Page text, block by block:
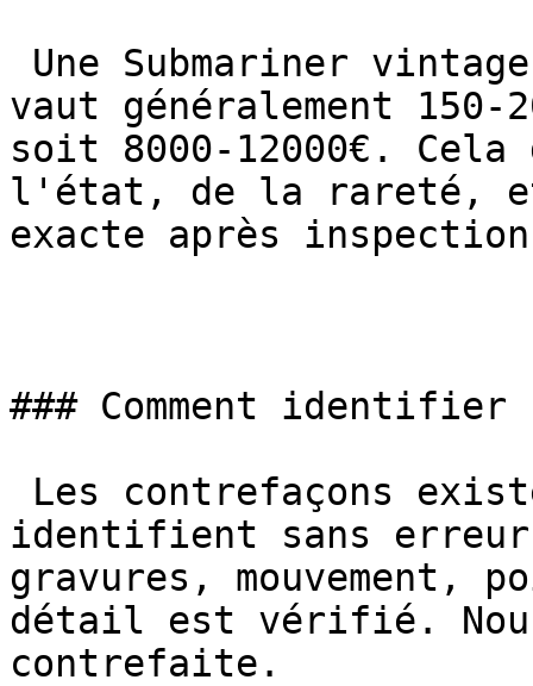
vaut généralement
soit 8000-12000€.
l'état, de la rareté, et
exacte après
### Comment identifier
identifient sans
gravures, mouvement,
détail est vérifié. Nous
contrefaite.